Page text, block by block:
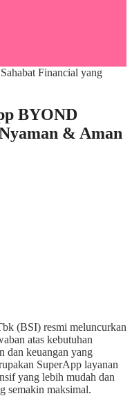
BYOND
& Aman
(BSI) resmi meluncurkan
atas kebutuhan
dan keuangan yang
SuperApp layanan
yang lebih mudah dan
semakin maksimal.